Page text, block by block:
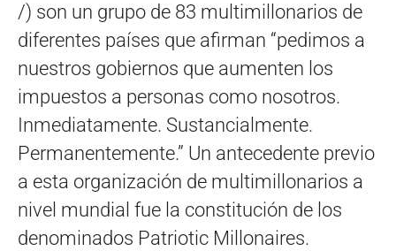
/) son un grupo de 83 multimillonarios de
diferentes países que afirman “pedimos a
nuestros gobiernos que aumenten los
impuestos a personas como nosotros.
Inmediatamente. Sustancialmente.
Permanentemente.” Un antecedente previo
a esta organización de multimillonarios a
nivel mundial fue la constitución de los
denominados Patriotic Millonaires.